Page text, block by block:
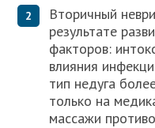
Вторичный
результате
факторов:
влияния
тип недуга
только на
массажи